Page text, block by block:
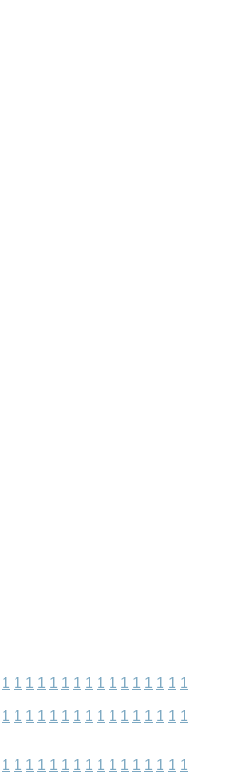
1 1 1 1 1 1 1 1 1 1 1 1 1 1 1 1
1 1 1 1 1 1 1 1 1 1 1 1 1 1 1 1
1 1 1 1 1 1 1 1 1 1 1 1 1 1 1 1